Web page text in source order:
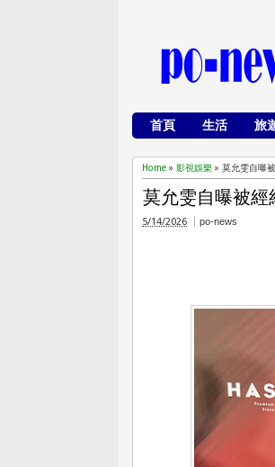
首頁 生活 旅
Home » 影視娛樂 » 莫允雯自曝
莫允雯自曝被經
5/14/2026 po-news